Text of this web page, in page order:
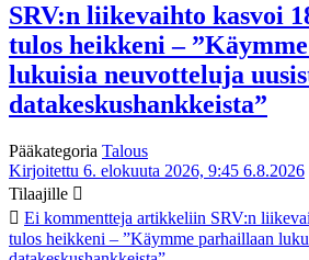
SRV:n liikevaihto kasvoi
tulos heikkeni –
lukuisia neuvotteluja
datakeskushankkeista”
Pääkategoria Talous
Kirjoitettu 6. elokuuta 2026, 9:45 6.8.2026
Tilaajille
Ei kommentteja artikkeliin SRV:n
tulos heikkeni – ”Käymme parhaillaan